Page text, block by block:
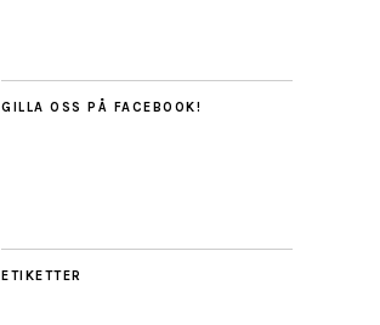
GILLA OSS PÅ FACEBOOK!
ETIKETTER